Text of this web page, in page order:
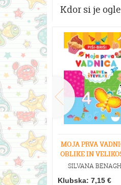
Kdor si je
MOJA PRVA
OBLIKE IN
SILVANA
Klubska: 7,15 €